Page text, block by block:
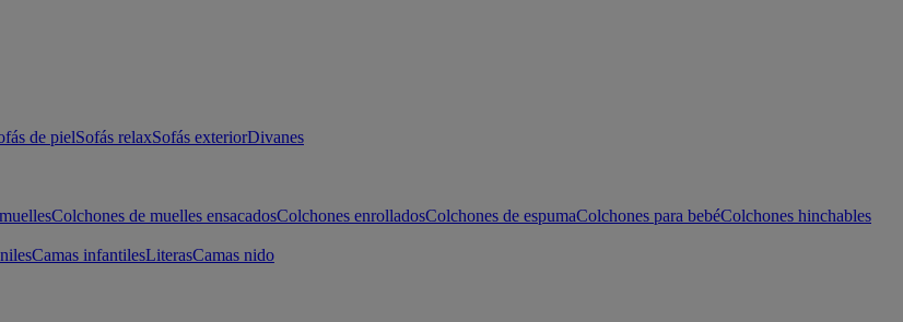
de pielSofás relaxSofás exteriorDivanes
Colchones de muelles ensacadosColchones enrolladosColchones de espumaColchones para bebéColchones hinchables
Camas infantilesLiterasCamas nido